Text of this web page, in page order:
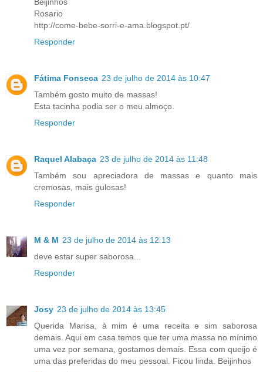
Rosario
http://come-bebe-sorri-e-ama.blogspot.pt/
Responder
Fátima Fonseca 23 de julho de 2014 às 10:47
Também gosto muito de massas!
Esta tacinha podia ser o meu almoço.
Responder
Raquel Alabaça 23 de julho de 2014 às 11:48
Também sou apreciadora de massas e quanto mais
cremosas, mais gulosas!
Responder
M & M 23 de julho de 2014 às 12:13
deve estar super saborosa...
Responder
Josy 23 de julho de 2014 às 13:45
Querida Marisa, à mim é uma receita e sim saborosa
demais. Aqui em casa temos que ter uma massa no mínimo
uma vez por semana, gostamos demais. Essa com queijo é
uma das preferidas do meu pessoal. Ficou linda. Beijinhos